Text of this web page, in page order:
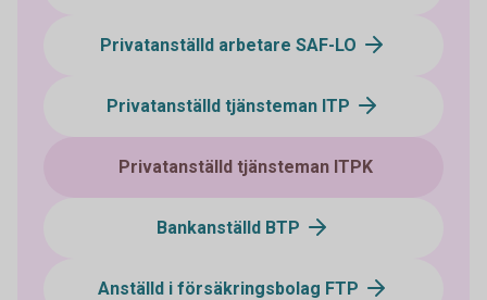
Privatanställd arbetare SAF-LO
Privatanställd tjänsteman ITP
Privatanställd tjänsteman ITPK
Bankanställd BTP
Anställd i försäkringsbolag FTP